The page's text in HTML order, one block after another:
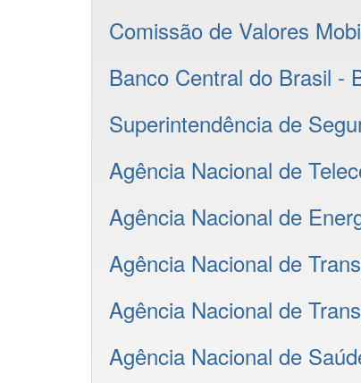
Comissão de Valores
Banco Central do Brasil -
Superintendência de
Agência Nacional de
Agência Nacional de
Agência Nacional de
Agência Nacional de
Agência Nacional de